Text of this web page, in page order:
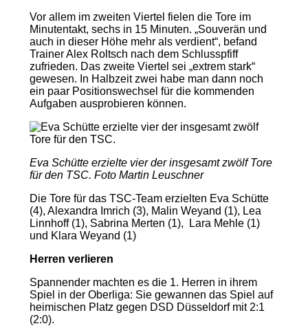
Vor allem im zweiten Viertel fielen die Tore im
Minutentakt, sechs in 15 Minuten. „Souverän und
auch in dieser Höhe mehr als verdient“, befand
Trainer Alex Roltsch nach dem Schlusspfiff
zufrieden. Das zweite Viertel sei „extrem stark“
gewesen. In Halbzeit zwei habe man dann noch
ein paar Positionswechsel für die kommenden
Aufgaben ausprobieren können.
Eva Schütte erzielte vier der insgesamt zwölf Tore
für den TSC. Foto Martin Leuschner
Die Tore für das TSC-Team erzielten Eva Schütte
(4), Alexandra Imrich (3), Malin Weyand (1), Lea
Linnhoff (1), Sabrina Merten (1), Lara Mehle (1)
und Klara Weyand (1)
Herren verlieren
Spannender machten es die 1. Herren in ihrem
Spiel in der Oberliga: Sie gewannen das Spiel auf
heimischen Platz gegen DSD Düsseldorf mit 2:1
(2:0).